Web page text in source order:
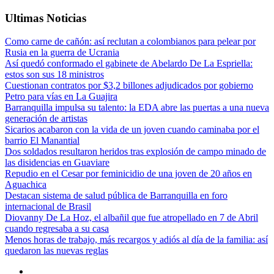
Ultimas Noticias
Como carne de cañón: así reclutan a colombianos para pelear por
Rusia en la guerra de Ucrania
Así quedó conformado el gabinete de Abelardo De La Espriella:
estos son sus 18 ministros
Cuestionan contratos por $3,2 billones adjudicados por gobierno
Petro para vías en La Guajira
Barranquilla impulsa su talento: la EDA abre las puertas a una nueva
generación de artistas
Sicarios acabaron con la vida de un joven cuando caminaba por el
barrio El Manantial
Dos soldados resultaron heridos tras explosión de campo minado de
las disidencias en Guaviare
Repudio en el Cesar por feminicidio de una joven de 20 años en
Aguachica
Destacan sistema de salud pública de Barranquilla en foro
internacional de Brasil
Diovanny De La Hoz, el albañil que fue atropellado en 7 de Abril
cuando regresaba a su casa
Menos horas de trabajo, más recargos y adiós al día de la familia: así
quedaron las nuevas reglas